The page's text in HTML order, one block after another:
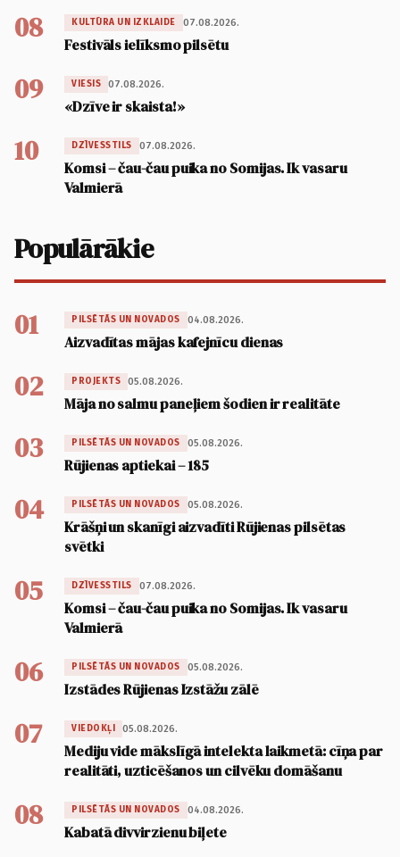
08 KULTŪRA UN IZKLAIDE 07.08.2026.
Festivāls ielīksmo pilsētu
09 VIESIS 07.08.2026.
«Dzīve ir skaista!»
10 DZĪVESSTILS 07.08.2026.
Komsi – čau-čau puika no Somijas. Ik vasaru
Valmierā
Populārākie
01 PILSĒTĀS UN NOVADOS 04.08.2026.
Aizvadītas mājas kafejnīcu dienas
02 PROJEKTS 05.08.2026.
Māja no salmu paneļiem šodien ir realitāte
03 PILSĒTĀS UN NOVADOS 05.08.2026.
Rūjienas aptiekai – 185
04 PILSĒTĀS UN NOVADOS 05.08.2026.
Krāšņi un skanīgi aizvadīti Rūjienas pilsētas
svētki
05 DZĪVESSTILS 07.08.2026.
Komsi – čau-čau puika no Somijas. Ik vasaru
Valmierā
06 PILSĒTĀS UN NOVADOS 05.08.2026.
Izstādes Rūjienas Izstāžu zālē
07 VIEDOKĻI 05.08.2026.
Mediju vide mākslīgā intelekta laikmetā: cīņa par
realitāti, uzticēšanos un cilvēku domāšanu
08 PILSĒTĀS UN NOVADOS 04.08.2026.
Kabatā divvirzienu biļete